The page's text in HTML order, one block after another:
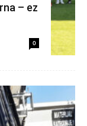
– ez
0